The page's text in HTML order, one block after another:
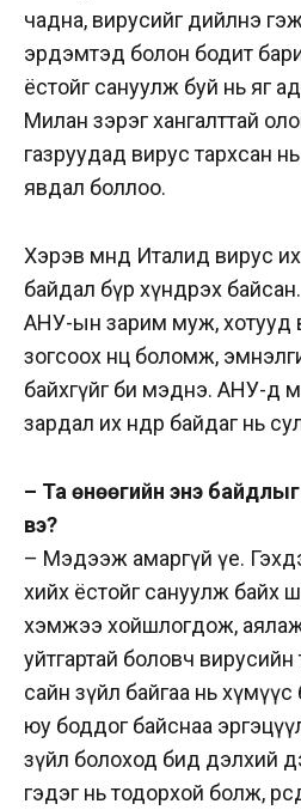
чадна, вирусийг дийлнэ
эрдэмтэд болон бодит
ёстойг сануулж буй нь яг
Милан зэрэг хангалттай
газруудад вирус тархсан
явдал боллоо.
Хэрэв өмнөд Италид вирус
байдал бүр хүндрэх
АНУ-ын зарим муж, хотууд
зогсоох нөөц боломж,
байхгүйг би мэднэ. АНУ-д
зардал их өндөр байдаг нь
– Та өнөөгийн энэ байдлыг
вэ?
– Мэдээж амаргүй үе.
хийх ёстойг сануулж байх
хэмжээ хойшлогдож,
уйтгартай боловч
сайн зүйл байгаа нь хүмүүс
юу боддог байснаа
зүйл болоход бид дэлхий
гэдэг нь тодорхой болж,